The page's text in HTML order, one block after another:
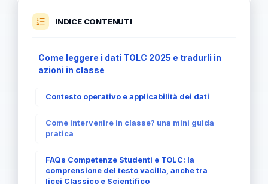
INDICE CONTENUTI
Come leggere i dati TOLC 2025 e tradurli in
azioni in classe
Contesto operativo e applicabilità dei dati
Come intervenire in classe? una mini guida
pratica
FAQs Competenze Studenti e TOLC: la
comprensione del testo vacilla, anche tra
licei Classico e Scientifico